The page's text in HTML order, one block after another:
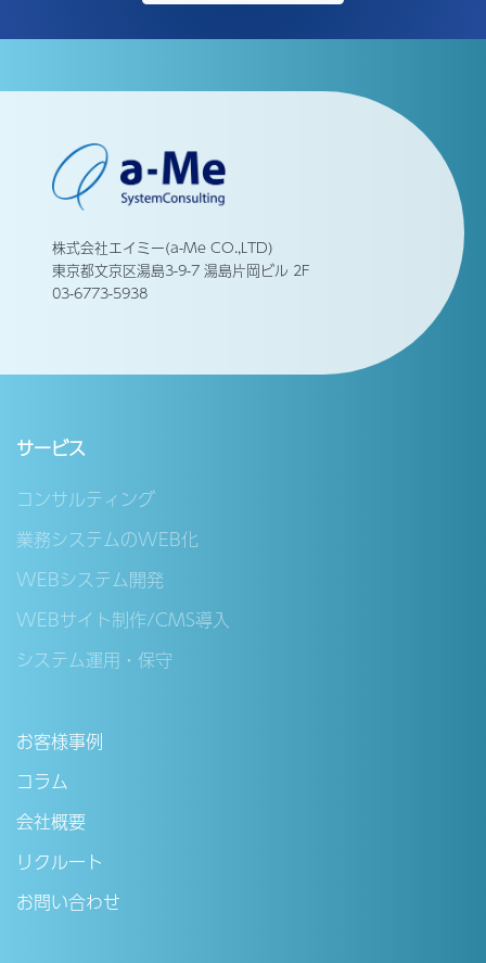
株式会社エイミー(a-Me CO.,LTD)
東京都文京区湯島3-9-7 湯島片岡ビル 2F
03-6773-5938
サービス
コンサルティング
業務システムのWEB化
WEBシステム開発
WEBサイト制作/CMS導入
システム運用・保守
お客様事例
コラム
会社概要
リクルート
お問い合わせ